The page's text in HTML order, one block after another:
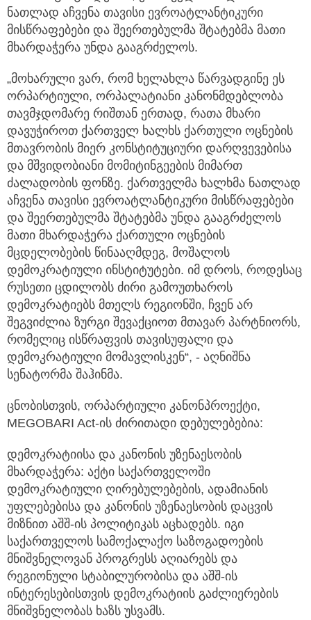
ნათლად აჩვენა თავისი ევროატლანტიკური
მისწრაფებები და შეერთებულმა შტატებმა მათი
მხარდაჭერა უნდა გააგრძელოს.
„მოხარული ვარ, რომ ხელახლა წარვადგინე ეს
ორპარტიული, ორპალატიანი კანონმდებლობა
თავმჯდომარე რიშთან ერთად, რათა მხარი
დავუჭიროთ ქართველ ხალხს ქართული ოცნების
მთავრობის მიერ კონსტიტუციური დარღვევებისა
და მშვიდობიანი მომიტინგეების მიმართ
ძალადობის ფონზე. ქართველმა ხალხმა ნათლად
აჩვენა თავისი ევროატლანტიკური მისწრაფებები
და შეერთებულმა შტატებმა უნდა გააგრძელოს
მათი მხარდაჭერა ქართული ოცნების
მცდელობების წინააღმდეგ, მოშალოს
დემოკრატიული ინსტიტუტები. იმ დროს, როდესაც
რუსეთი ცდილობს ძირი გამოუთხაროს
დემოკრატიებს მთელს რეგიონში, ჩვენ არ
შეგვიძლია ზურგი შევაქციოთ მთავარ პარტნიორს,
რომელიც ისწრაფვის თავისუფალი და
დემოკრატიული მომავლისკენ“, - აღნიშნა
სენატორმა შაჰინმა.
ცნობისთვის, ორპარტიული კანონპროექტი,
MEGOBARI Act-ის ძირითადი დებულებებია:
დემოკრატიისა და კანონის უზენაესობის
მხარდაჭერა: აქტი საქართველოში
დემოკრატიული ღირებულებების, ადამიანის
უფლებებისა და კანონის უზენაესობის დაცვის
მიზნით აშშ-ის პოლიტიკას აცხადებს. იგი
საქართველოს სამოქალაქო საზოგადოების
მნიშვნელოვან პროგრესს აღიარებს და
რეგიონული სტაბილურობისა და აშშ-ის
ინტერესებისთვის დემოკრატიის გაძლიერების
მნიშვნელობას ხაზს უსვამს.